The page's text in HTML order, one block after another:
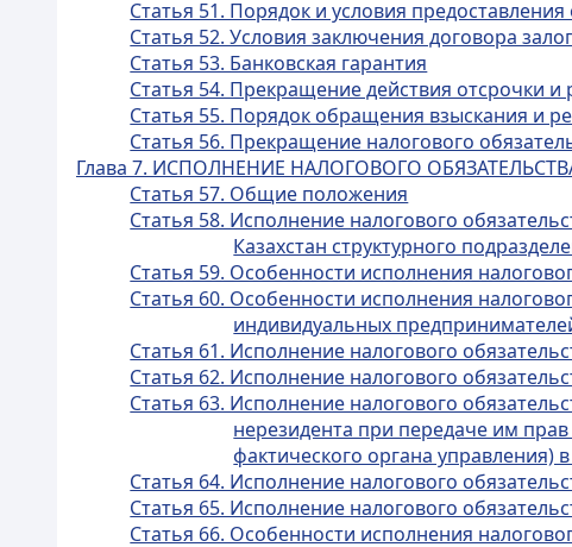
Статья 51. Порядок и условия
Статья 52. Условия заключения договора
Статья 53. Банковская гарантия
Статья 54. Прекращение действия отсрочки и
Статья 55. Порядок обращения взыскания и
Статья 56. Прекращение налогового
Глава 7. ИСПОЛНЕНИЕ НАЛОГОВОГО
Статья 57. Общие положения
Статья 58. Исполнение налогового
Казахстан структурного
Статья 59. Особенности исполнения
Статья 60. Особенности исполнения
индивидуальных
Статья 61. Исполнение налогового
Статья 62. Исполнение налогового
Статья 63. Исполнение налогового
нерезидента при передаче им
фактического органа управления)
Статья 64. Исполнение налогового
Статья 65. Исполнение налогового
Статья 66. Особенности исполнения